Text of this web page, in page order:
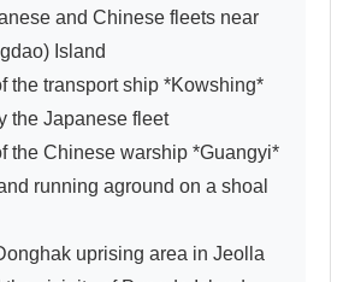
and Chinese fleets near
Island
the transport ship *Kowshing*
the Japanese fleet
the Chinese warship *Guangyi*
running aground on a shoal
uprising area in Jeolla